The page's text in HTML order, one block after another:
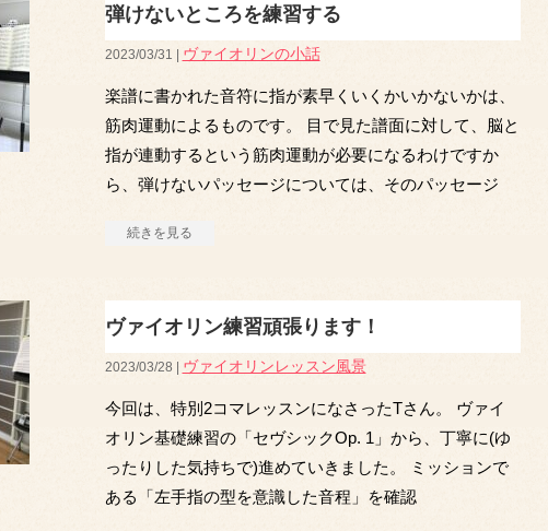
弾けないところを練習する
2023/03/31 | ヴァイオリンの小話
楽譜に書かれた音符に指が素早くいくかいかないかは、
筋肉運動によるものです。 目で見た譜面に対して、脳と
指が連動するという筋肉運動が必要になるわけですか
ら、弾けないパッセージについては、そのパッセージ
続きを見る
ヴァイオリン練習頑張ります！
2023/03/28 | ヴァイオリンレッスン風景
今回は、特別2コマレッスンになさったTさん。 ヴァイ
オリン基礎練習の「セヴシックOp. 1」から、丁寧に(ゆ
ったりした気持ちで)進めていきました。 ミッションで
ある「左手指の型を意識した音程」を確認